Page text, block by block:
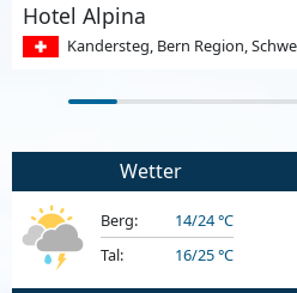
Hotel Alpina
Kandersteg, Bern Region,
Wetter
Berg:
14/24 °C
Tal:
16/25 °C